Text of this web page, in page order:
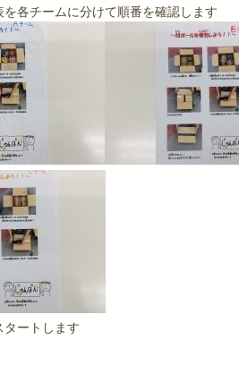
各チームに分けて順番を確認します
タートします